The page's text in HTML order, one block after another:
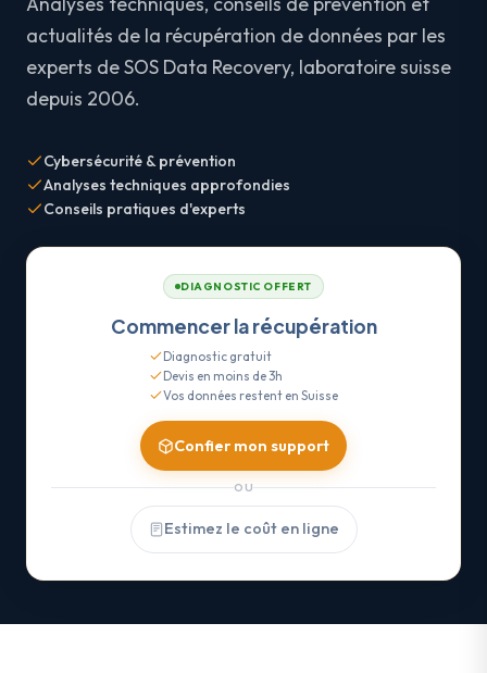
actualités de la récupération de données par les
experts de SOS Data Recovery, laboratoire suisse
depuis 2006.
Cybersécurité & prévention
Analyses techniques approfondies
Conseils pratiques d'experts
DIAGNOSTIC OFFERT
Commencer la récupération
Diagnostic gratuit
Devis en moins de 3h
Vos données restent en Suisse
Confier mon support
OU
Estimez le coût en ligne